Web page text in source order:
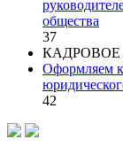
общества
37
Оформляем
42